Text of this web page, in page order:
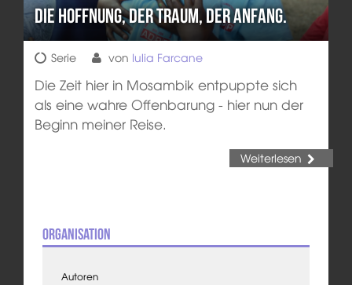
Die Hoffnung, der Traum, der Anfang.
Serie von Iulia Farcane
Die Zeit hier in Mosambik entpuppte sich
als eine wahre Offenbarung - hier nun der
Beginn meiner Reise.
Weiterlesen
Organisation
Autoren